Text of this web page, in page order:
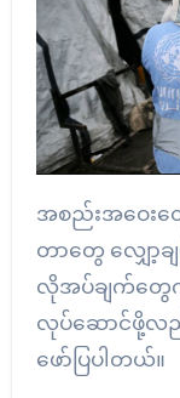
အစည်းအဝေးတွ
တာတွေ လျှော့ခ
လိုအပ်ချက်တွေ
လုပ်ဆောင်ဖို့လည်
ဖော်ပြပါတယ်။